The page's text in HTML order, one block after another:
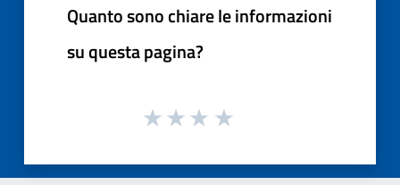
Quanto sono chiare le informazioni
su questa pagina?